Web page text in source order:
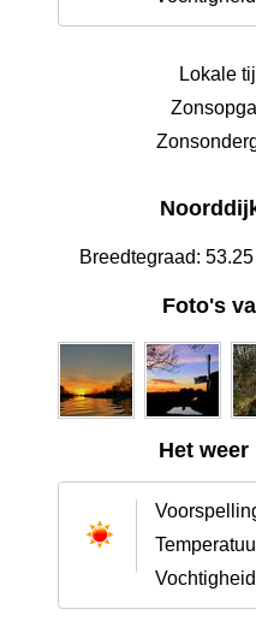
Lokale
Breedtegraad:
Foto's
Het